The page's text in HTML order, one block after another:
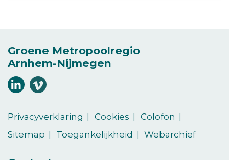
Groene Metropoolregio
Arnhem-Nijmegen
Volg
ons
LinkedIn
ons
vimeo
Privacyverklaring
Cookies
Colofon
Sitemap
Toegankelijkheid Webarchief